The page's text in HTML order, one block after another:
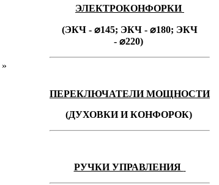
»
ЭЛЕКТРОКОНФОРКИ
(ЭКЧ - ⌀145; ЭКЧ - ⌀180; ЭКЧ
- ⌀220)
ПЕРЕКЛЮЧАТЕЛИ МОЩНОСТИ
(ДУХОВКИ И КОНФОРОК)
РУЧКИ УПРАВЛЕНИЯ